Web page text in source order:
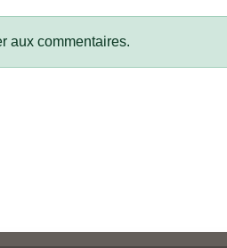
aux commentaires.